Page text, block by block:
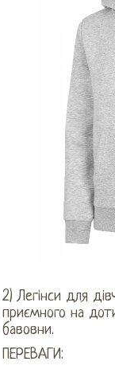
2) Легінси для
приємного на
бавовни.
ПЕРЕВАГИ: